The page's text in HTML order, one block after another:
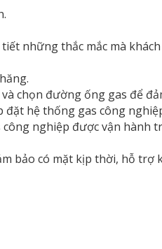
những thắc mắc mà
chọn đường ống gas để
hệ thống gas công
nghiệp được vận hành
bảo có mặt kịp thời, hỗ trợ